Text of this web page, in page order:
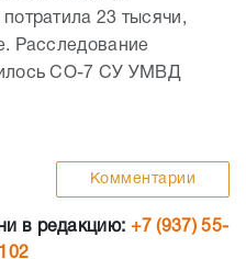
23 тысячи,
Расследование
СО-7 СУ УМВД
Комментарии
в редакцию: +7 (937) 55-